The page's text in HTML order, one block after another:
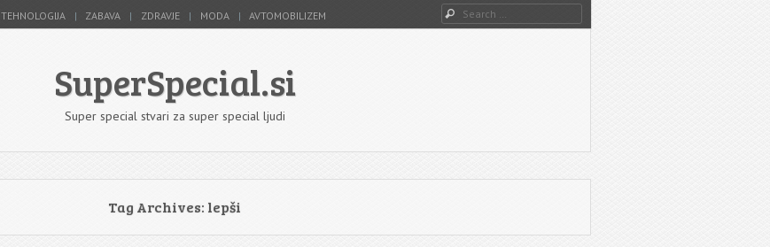
TEHNOLOGIJA ZABAVA ZDRAVJE MODA AVTOMOBILIZEM Search
SuperSpecial.si
Super special stvari za super special ljudi
Tag Archives: lepši